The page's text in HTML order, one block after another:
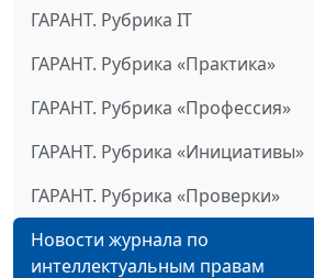
ГАРАНТ. Рубрика IT
ГАРАНТ. Рубрика «Практика»
ГАРАНТ. Рубрика «Профессия»
ГАРАНТ. Рубрика «Инициативы»
ГАРАНТ. Рубрика «Проверки»
Новости журнала по
интеллектуальным правам